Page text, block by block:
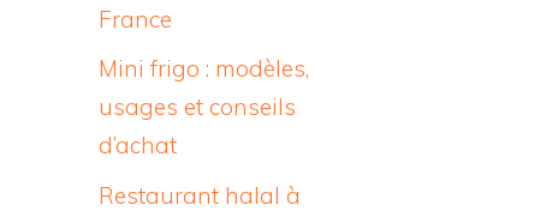
France
Mini frigo : modèles,
usages et conseils
d’achat
Restaurant halal à